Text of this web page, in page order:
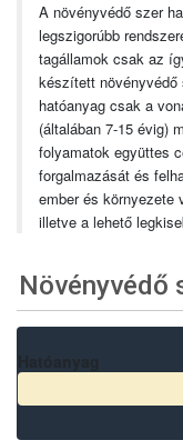
A növényvédő szer
legszigorúbb
tagállamok csak az
készített
hatóanyag csak a
(általában 7-15 évig)
folyamatok együttes
forgalmazását és
ember és környezete
illetve a lehető
Növényvédő